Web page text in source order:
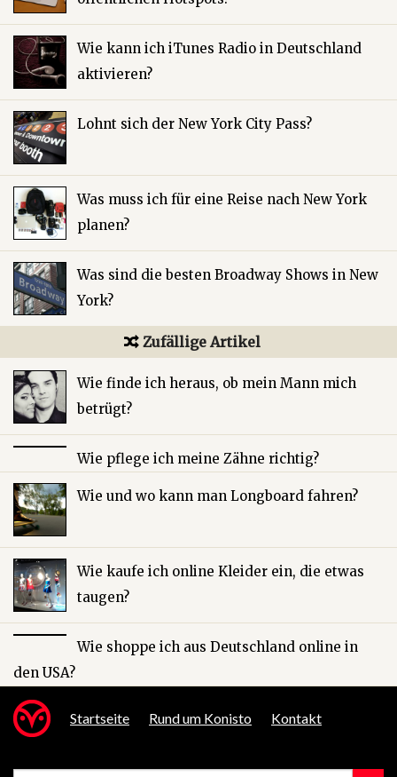
Wie kann ich iTunes Radio in Deutschland
aktivieren?
Lohnt sich der New York City Pass?
Was muss ich für eine Reise nach New York
planen?
Was sind die besten Broadway Shows in New
York?
Zufällige Artikel
Wie finde ich heraus, ob mein Mann mich
betrügt?
Wie pflege ich meine Zähne richtig?
Wie und wo kann man Longboard fahren?
Wie kaufe ich online Kleider ein, die etwas
taugen?
Wie shoppe ich aus Deutschland online in
den USA?
Startseite Rund um Konisto Kontakt